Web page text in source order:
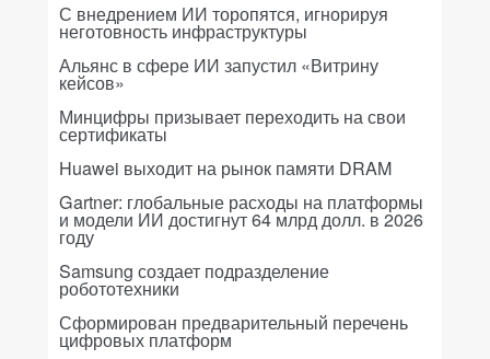
С внедрением ИИ торопятся, игнорируя
неготовность инфраструктуры
Альянс в сфере ИИ запустил «Витрину
кейсов»
Минцифры призывает переходить на свои
сертификаты
Huawei выходит на рынок памяти DRAM
Gartner: глобальные расходы на платформы
и модели ИИ достигнут 64 млрд долл. в 2026
году
Samsung создает подразделение
робототехники
Сформирован предварительный перечень
цифровых платформ